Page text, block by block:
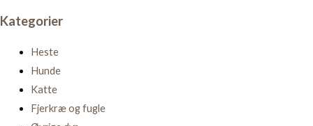
Kategorier
Heste
Hunde
Katte
Fjerkræ og fugle